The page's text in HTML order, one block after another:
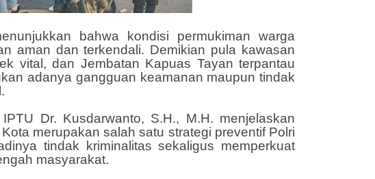
bahwa kondisi permukiman warga
aman dan terkendali. Demikian pula kawasan
vital, dan Jembatan Kapuas Tayan terpantau
adanya gangguan keamanan maupun tindak
Dr. Kusdarwanto, S.H., M.H. menjelaskan
merupakan salah satu strategi preventif Polri
tindak kriminalitas sekaligus memperkuat
masyarakat.